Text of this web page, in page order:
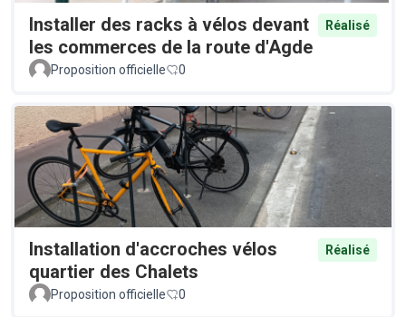
Installer des racks à vélos devant
les commerces de la route d'Agde
Réalisé
Proposition officielle 0
Installation d'accroches vélos
quartier des Chalets
Réalisé
Proposition officielle 0